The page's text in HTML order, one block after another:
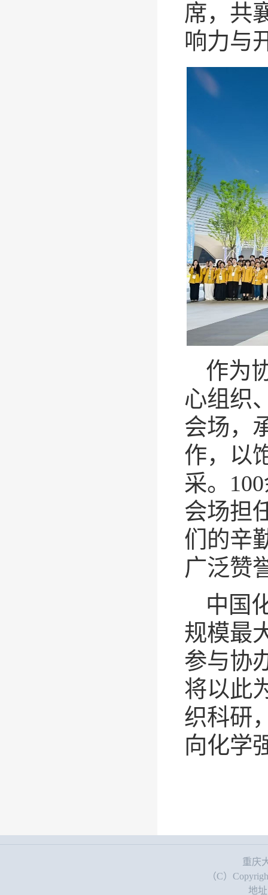
席，共
响力与
作为
心组织
会场，
作，以
采。
会场担
们的辛
广泛赞
中国
规模最
参与协
将以此
织科研
向化学
重庆
（C）
地